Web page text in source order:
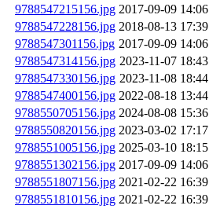
9788547215156.jpg 2017-09-09 14:06
9788547228156.jpg 2018-08-13 17:39
9788547301156.jpg 2017-09-09 14:06
9788547314156.jpg 2023-11-07 18:43
9788547330156.jpg 2023-11-08 18:44
9788547400156.jpg 2022-08-18 13:44
9788550705156.jpg 2024-08-08 15:36
9788550820156.jpg 2023-03-02 17:17
9788551005156.jpg 2025-03-10 18:15
9788551302156.jpg 2017-09-09 14:06
9788551807156.jpg 2021-02-22 16:39
9788551810156.jpg 2021-02-22 16:39